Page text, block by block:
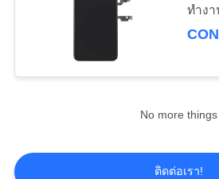
แบตเตอรี่สําห
Iphone 8
ทําง
No more things
ติดต่อเรา!